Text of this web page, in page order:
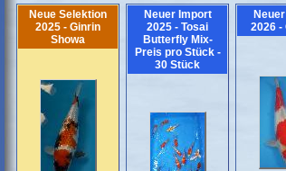
Neue Selektion
2025 - Ginrin
Showa
Neuer Import
2025 - Tosai
Butterfly Mix-
Preis pro Stück -
30 Stück
2026 -